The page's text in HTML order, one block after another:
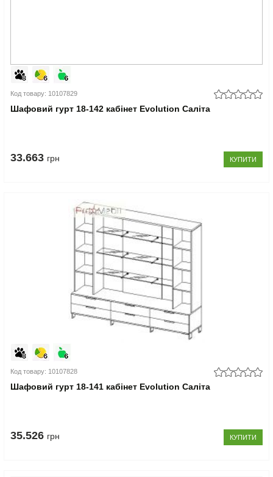
Код товару: 10107829
Шафовий гурт 18-142 кабінет Evolution Саліта
33.663 грн КУПИТИ
Код товару: 10107828
Шафовий гурт 18-141 кабінет Evolution Саліта
35.526 грн КУПИТИ